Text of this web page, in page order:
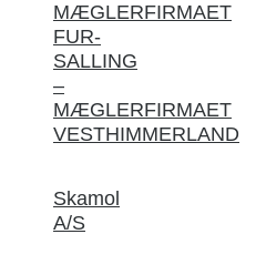
MÆGLERFIRMAET
FUR-
SALLING
–
MÆGLERFIRMAET
VESTHIMMERLAND
Skamol
A/S